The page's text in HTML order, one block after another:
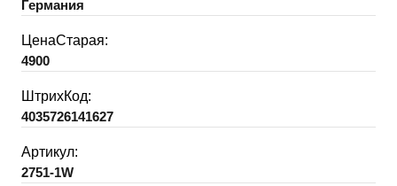
Германия
ЦенаСтарая:
4900
ШтрихКод:
4035726141627
Артикул:
2751-1W